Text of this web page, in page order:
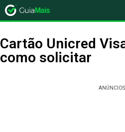
Cartão Unicred
como solicitar
ANÚNCIOS